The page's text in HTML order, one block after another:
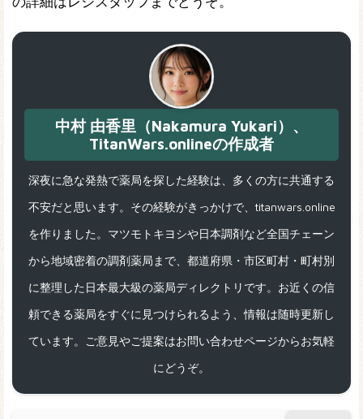
中村 由香里（Nakamura Yukari）、
TitanWars.onlineの作成者
深夜に急な発熱で薬局を探した経験は、多くの方に共通する
不安だと思います。その経験がきっかけで、titanwars.online
を作りました。マツモトキヨシや日本調剤など全国チェーン
から地域密着の調剤薬局まで、都道府県・市区町村・町村別
に整理した日本最大級の薬局ディレクトリです。お近くの信
頼できる薬局をすぐに見つけられるよう、情報は随時更新し
ています。ご意見やご提案はお問い合わせページからお気軽
にどうぞ。